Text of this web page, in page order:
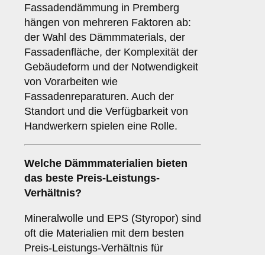
Fassadendämmung in Premberg
hängen von mehreren Faktoren ab:
der Wahl des Dämmmaterials, der
Fassadenfläche, der Komplexität der
Gebäudeform und der Notwendigkeit
von Vorarbeiten wie
Fassadenreparaturen. Auch der
Standort und die Verfügbarkeit von
Handwerkern spielen eine Rolle.
Welche Dämmmaterialien bieten
das beste Preis-Leistungs-
Verhältnis?
Mineralwolle und EPS (Styropor) sind
oft die Materialien mit dem besten
Preis-Leistungs-Verhältnis für